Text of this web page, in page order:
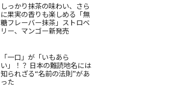
しっかり抹茶の味わい、さら
に果実の香りも楽しめる「無
糖フレーバー抹茶」ストロベ
リー、マンゴー新発売
「一口」が「いもあら
い」！？ 日本の難読地名には
知られざる“名前の法則”があ
った